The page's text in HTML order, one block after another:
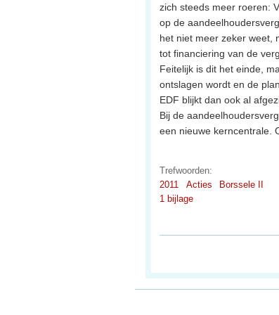
zich steeds meer roeren:
op de
het niet meer zeker weet,
tot financiering van de
Feitelijk is dit het einde,
ontslagen wordt en de
EDF blijkt dan ook al
Bij de
een nieuwe kerncentrale.
Trefwoorden:
2011
Acties
Borssele II
1 bijlage